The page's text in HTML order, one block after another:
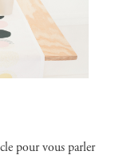
pour vous parler